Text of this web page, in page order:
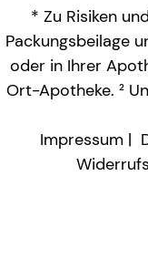
* Zu Risiken
Packungsbeilage
oder in Ihrer
Ort-Apotheke. ²
Impressum